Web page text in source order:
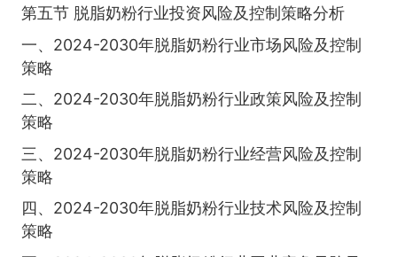
第五节 脱脂奶粉行业投资风险及控制策略分析
一、2024-2030年脱脂奶粉行业市场风险及控制
策略
二、2024-2030年脱脂奶粉行业政策风险及控制
策略
三、2024-2030年脱脂奶粉行业经营风险及控制
策略
四、2024-2030年脱脂奶粉行业技术风险及控制
策略